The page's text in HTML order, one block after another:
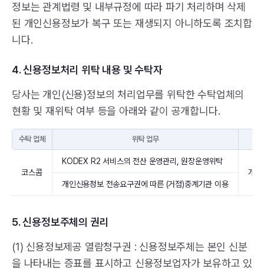
정보는 관계법령 및 내부규정에 따라 파기 처리하며 삭제
된 개인신용정보가 복구 또는 재생되지 아니하도록 조치합
니다.
4. 신용정보처리 위탁 내용 및 수탁자
당사는 개인(신용)정보의 처리업무를 위탁한 수탁업체의
현황 및 재위탁 여부 등을 아래와 같이 공개합니다.
수탁 업체 위탁 업무
코스콤
KODEX R2 서비스의 전산 운영관리, 원장운영위탁
개인
개인신용정보 전송요구권에 따른 (거점)중계기관 이용
5. 신용정보주체의 권리
(1) 신용정보제공 열람청구권 : 신용정보주체는 본인 신분
을 나타내는 증표를 표시하고 신용정보업자가 보유하고 있